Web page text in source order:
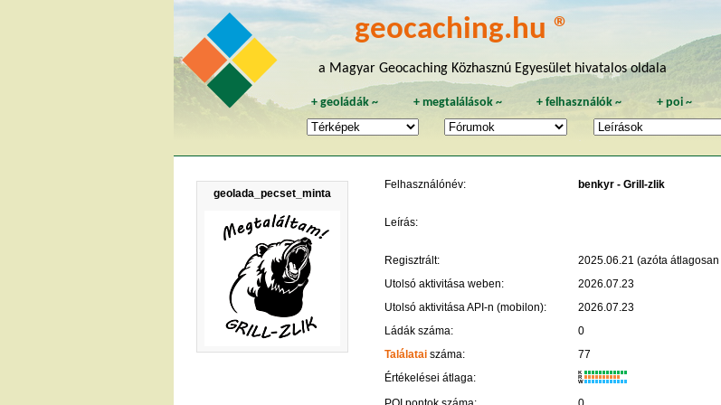
geocaching.hu ®
a Magyar Geocaching Közhasznú Egyesület hivatalos oldala
+geoládák ~ + megtalálások~ +felhasználók ~ + poi~
geolada_pecset_minta
Felhasználónév: benkyr - Grill-zlik
Leírás:
Regisztrált:
2025.06.21 (azóta
Utolsó aktivitása weben:
2026.07.23
Utolsó aktivitása API-n (mobilon):
2026.07.23
Ládák száma:
0
Találatai száma:
77
Értékelései átlaga:
K
R
W